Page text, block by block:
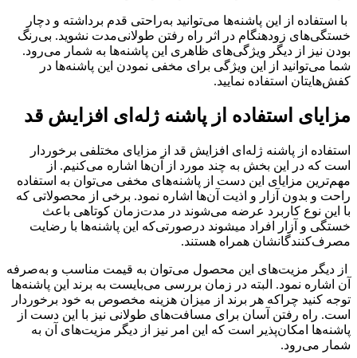
با استفاده از این پاشنه‌ها می‌توانید به‌راحتی قدم برداشته و دچار
خستگی‌های زودهنگام در اثر راه رفتن طولانی‌مدت نشوید. بی‌رنگ
بودن نیز از دیگر ویژگی‌های ظاهری این پاشنه‌ها به شمار می‌رود.
شما می‌توانید از این ویژگی برای مخفی نمودن این پاشنه‌ها در
کفش‌هایتان استفاده نمایید.
مزایای استفاده از پاشنه ژله‌ای افزایش قد
استفاده از پاشنه ژله‌ای افزایش قد از مزایای مختلفی برخوردار
است که در این بخش به چند مورد از آن‌ها اشاره می‌کنیم. از
مهم‌ترین مزایای این دست از پاشنه‌های مخفی می‌توان به استفاده
راحت و بدون آزار و اذیت آن‌ها اشاره نمود. برخی از محصولاتی که
با این نوع کاربرد عرضه می‌شوند در مدت‌زمان کوتاهی باعث
خستگی و آزار افراد میشوند درصورتی‌که این پاشنه‌ها با رضایت
مصرف‌کنندگانشان همراه هستند.
از دیگر مزیت‌های این محصول می‌توان به قیمت مناسب و به‌صرفه
آن اشاره نمود. البته در زمان بررسی می‌بایست به برند این پاشنه‌ها
توجه کنید چراکه هر برند از میزان هزینه مخصوص به خود برخوردار
است. راه رفتن آسان برای مسافت‌های طولانی نیز با این دست از
پاشنه‌ها امکان‌پذیر است که این امر نیز از دیگر مزیت‌های آن به
شمار می‌رود.